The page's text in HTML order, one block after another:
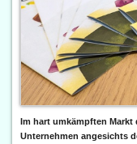
Im hart umkämpften Markt
Unternehmen angesichts